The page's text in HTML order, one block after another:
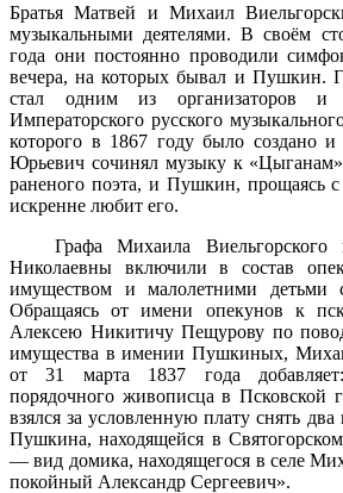
Братья Матвей и Михаил
музыкальными деятелями. В своём
года они постоянно проводили
вечера, на которых бывал и Пушкин.
стал одним из организаторов и
Император­ского русского
которого в 1867 году было создано
Юрьевич сочинял музыку к
раненого поэта, и Пушкин, прощаясь с
искренне любит его.
Графа Михаила Виельгорского
Николаевны вклю­чили в состав
имуществом и малолетними детьми
Обращаясь от имени опекунов к
Алексею Никитичу Пещурову по
имущества в име­нии Пушкиных,
от 31 марта 1837 года
порядочного живописца в Псковской
взялся за условленную плату снять
Пушкина, нахо­дящейся в
— вид домика, находящегося в селе
покойный Александр Сергеевич».